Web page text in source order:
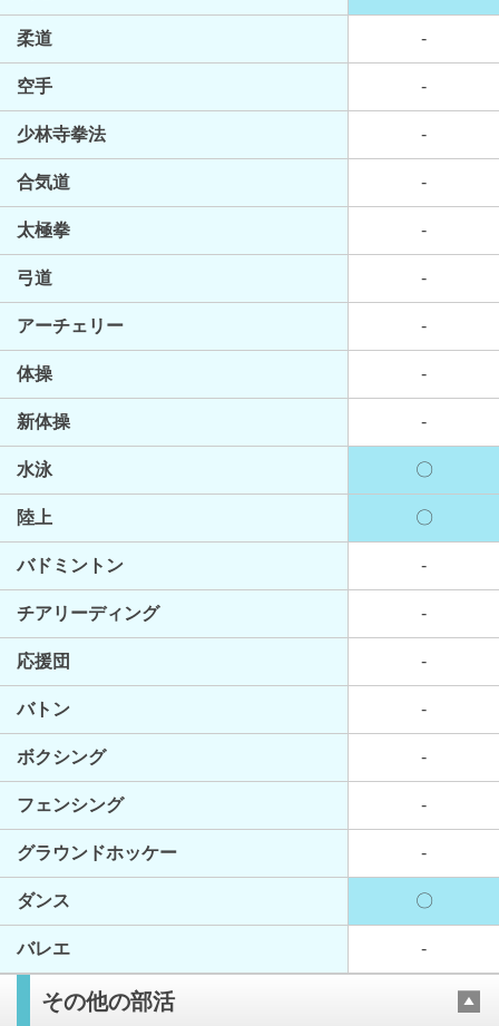
柔道 -
空手 -
少林寺拳法 -
合気道 -
太極拳 -
弓道 -
アーチェリー -
体操 -
新体操 -
水泳 〇
陸上 〇
バドミントン -
チアリーディング -
応援団 -
バトン -
ボクシング -
フェンシング -
グラウンドホッケー -
ダンス 〇
バレエ -
その他の部活